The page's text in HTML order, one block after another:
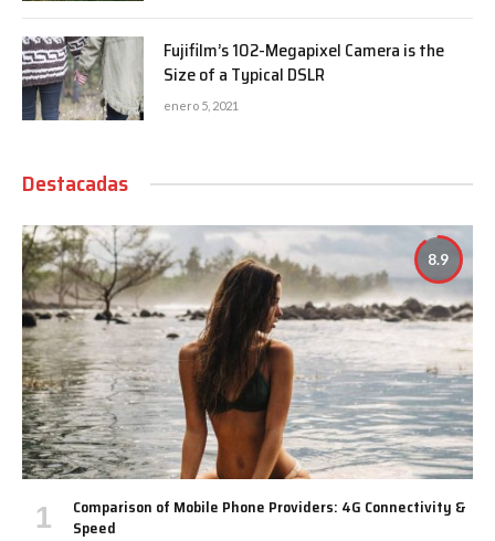
Fujifilm’s 102-Megapixel Camera is the
Size of a Typical DSLR
enero 5, 2021
Destacadas
8.9
Comparison of Mobile Phone Providers: 4G Connectivity &
Speed